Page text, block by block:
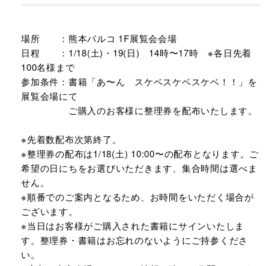
場所 ：熊本パルコ 1F展覧会会場
日程 ：1/18(土)・19(日) 14時〜17時 ※各日先着
100名様まで
参加条件：書籍「あ〜ん スケベスケベスケベ！！」を
展覧会場にて
ご購入のお客様に整理券を配布いたします。
※先着数配布次第終了。
※整理券の配布は1/18(土) 10:00〜の配布となります。ご
希望の日にちをお選びいただきます、集合時間は選べま
せん。
※順番でのご案内となるため、お時間をいただく場合が
ございます。
※当日はお客様がご購入された書籍にサインいたしま
す。整理券・書籍はお忘れのないようにご持参くださ
い。